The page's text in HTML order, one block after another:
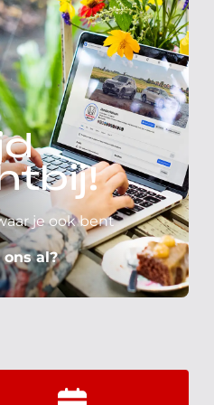
je ook bent
al?